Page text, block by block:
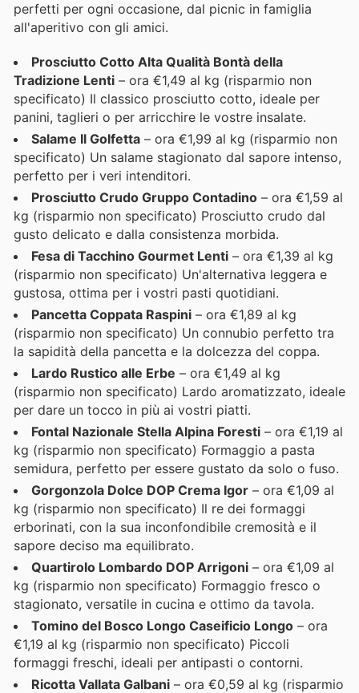
perfetti per ogni occasione, dal picnic in famiglia
all'aperitivo con gli amici.
Prosciutto Cotto Alta Qualità Bontà della
Tradizione Lenti – ora €1,49 al kg (risparmio non
specificato) Il classico prosciutto cotto, ideale per
panini, taglieri o per arricchire le vostre insalate.
Salame Il Golfetta – ora €1,99 al kg (risparmio non
specificato) Un salame stagionato dal sapore intenso,
perfetto per i veri intenditori.
Prosciutto Crudo Gruppo Contadino – ora €1,59 al
kg (risparmio non specificato) Prosciutto crudo dal
gusto delicato e dalla consistenza morbida.
Fesa di Tacchino Gourmet Lenti – ora €1,39 al kg
(risparmio non specificato) Un'alternativa leggera e
gustosa, ottima per i vostri pasti quotidiani.
Pancetta Coppata Raspini – ora €1,89 al kg
(risparmio non specificato) Un connubio perfetto tra
la sapidità della pancetta e la dolcezza del coppa.
Lardo Rustico alle Erbe – ora €1,49 al kg
(risparmio non specificato) Lardo aromatizzato, ideale
per dare un tocco in più ai vostri piatti.
Fontal Nazionale Stella Alpina Foresti – ora €1,19 al
kg (risparmio non specificato) Formaggio a pasta
semidura, perfetto per essere gustato da solo o fuso.
Gorgonzola Dolce DOP Crema Igor – ora €1,09 al
kg (risparmio non specificato) Il re dei formaggi
erborinati, con la sua inconfondibile cremosità e il
sapore deciso ma equilibrato.
Quartirolo Lombardo DOP Arrigoni – ora €1,09 al
kg (risparmio non specificato) Formaggio fresco o
stagionato, versatile in cucina e ottimo da tavola.
Tomino del Bosco Longo Caseificio Longo – ora
€1,19 al kg (risparmio non specificato) Piccoli
formaggi freschi, ideali per antipasti o contorni.
Ricotta Vallata Galbani – ora €0,59 al kg (risparmio